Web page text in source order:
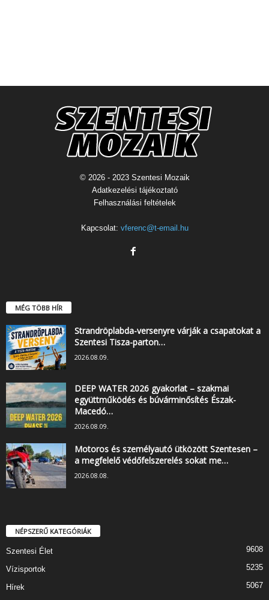
© 2026 - 2023 Szentesi Mozaik
Adatkezelési tájékoztató
Felhasználási feltételek
Kapcsolat: vferenc@t-email.hu
MÉG TÖBB HÍR
Strandröplabda-versenyre várják a csapatokat a
Szentesi Tisza-parton…
2026.08.09.
DEEP WATER 2026 gyakorlat – szakmai
együttműködés és búvárminősítés Észak-
Macedó…
2026.08.09.
Motoros és személyautó ütközött Szentesen –
a megfelelő védőfelszerelés sokat me…
2026.08.08.
NÉPSZERŰ KATEGÓRIÁK
Szentesi Élet 9608
Vízisportok 5235
Hírek
5067